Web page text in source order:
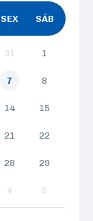
SEX SÁB
31 1
7 8
14 15
21 22
28 29
4 5